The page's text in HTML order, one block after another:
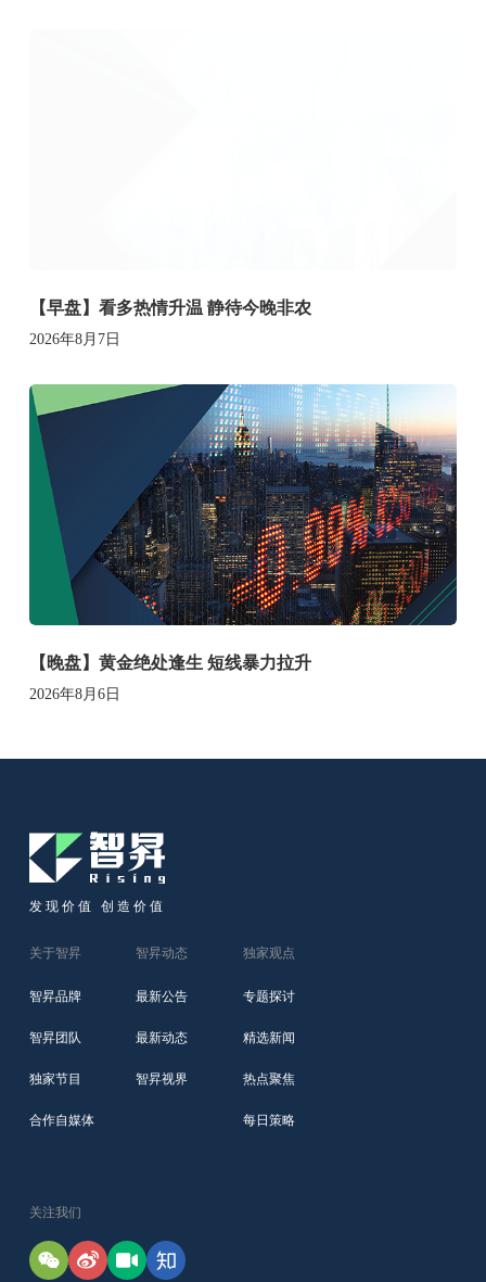
【早盘】看多热情升温 静待今晚非农
2026年8月7日
【晚盘】黄金绝处逢生 短线暴力拉升
2026年8月6日
发现价值 创造价值
关于智昇
智昇品牌
智昇团队
独家节目
合作自媒体
智昇动态
最新公告
最新动态
智昇视界
独家观点
专题探讨
精选新闻
热点聚焦
每日策略
关注我们